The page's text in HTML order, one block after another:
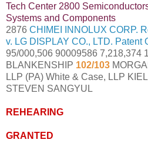
Tech Center 2800
Systems and Components
2876 CHIMEI INNOLUX CORP.
v. LG DISPLAY CO., LTD. Patent
95/000,506 90009586 7,218,374
BLANKENSHIP 102/103
LLP (PA) White & Case, LLP
STEVEN SANGYUL
REHEARING
GRANTED